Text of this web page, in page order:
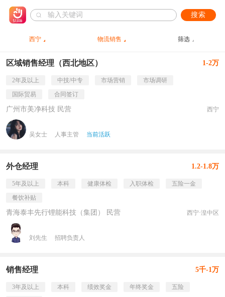
搜索
西宁 物流销售 筛选
区域销售经理（西北地区） 1-2万
2年及以上 中技/中专 市场营销
市场调研
国际贸易
合同签订
广州市美净科技 民营 西宁
吴女士 人事主管 当前活跃
外仓经理 1.2-1.8万
5年及以上 本科 健康体检 入职体检
五险一金
餐饮补贴
青海泰丰先行锂能科技（集团） 民营 西宁·湟中区
刘先生 招聘负责人
销售经理 5千-1万
3年及以上 本科 绩效奖金 年终奖金
五险